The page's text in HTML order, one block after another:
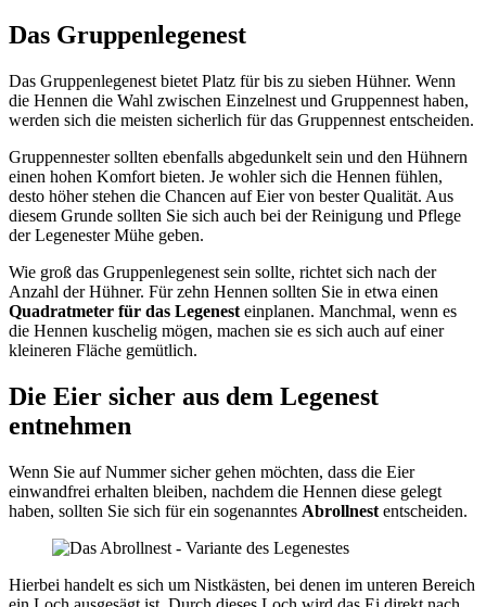
Das Gruppenlegenest
Das Gruppenlegenest bietet Platz für bis zu sieben Hühner. Wenn
die Hennen die Wahl zwischen Einzelnest und Gruppennest haben,
werden sich die meisten sicherlich für das Gruppennest entscheiden.
Gruppennester sollten ebenfalls abgedunkelt sein und den Hühnern
einen hohen Komfort bieten. Je wohler sich die Hennen fühlen,
desto höher stehen die Chancen auf Eier von bester Qualität. Aus
diesem Grunde sollten Sie sich auch bei der Reinigung und Pflege
der Legenester Mühe geben.
Wie groß das Gruppenlegenest sein sollte, richtet sich nach der
Anzahl der Hühner. Für zehn Hennen sollten Sie in etwa einen
Quadratmeter für das Legenest einplanen. Manchmal, wenn es
die Hennen kuschelig mögen, machen sie es sich auch auf einer
kleineren Fläche gemütlich.
Die Eier sicher aus dem Legenest
entnehmen
Wenn Sie auf Nummer sicher gehen möchten, dass die Eier
einwandfrei erhalten bleiben, nachdem die Hennen diese gelegt
haben, sollten Sie sich für ein sogenanntes Abrollnest entscheiden.
Hierbei handelt es sich um Nistkästen, bei denen im unteren Bereich